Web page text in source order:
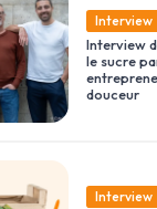
Interview
Interview
le sucre
douceur
Interview